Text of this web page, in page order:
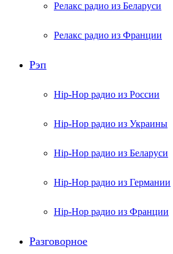
Релакс радио из Беларуси
Релакс радио из Франции
Рэп
Hip-Hop радио из России
Hip-Hop радио из Украины
Hip-Hop радио из Беларуси
Hip-Hop радио из Германии
Hip-Hop радио из Франции
Разговорное